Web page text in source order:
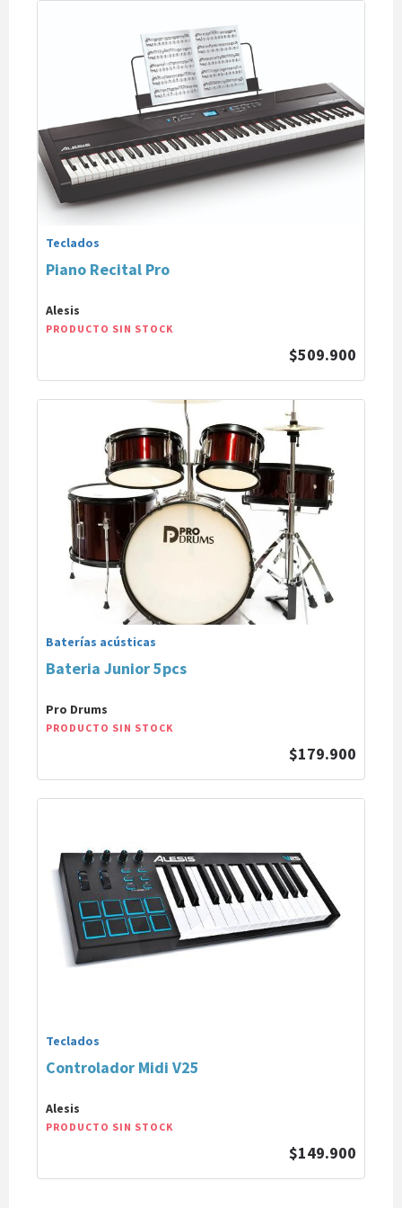
Teclados
Piano Recital Pro
Alesis
PRODUCTO SIN STOCK
$509.900
Baterías acústicas
Bateria Junior 5pcs
Pro Drums
PRODUCTO SIN STOCK
$179.900
Teclados
Controlador Midi V25
Alesis
PRODUCTO SIN STOCK
$149.900